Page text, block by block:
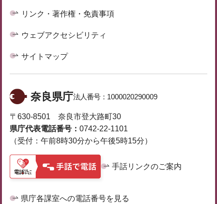
リンク・著作権・免責事項
ウェブアクセシビリティ
サイトマップ
奈良県庁法人番号： 1000020290009
〒630-8501 奈良市登大路町30
県庁代表電話番号： 0742-22-1101
（受付：午前8時30分から午後5時15分）
手話リンクのご案内
県庁各課室への電話番号を見る